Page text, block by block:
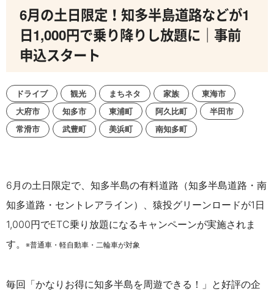
6月の土日限定！知多半島道路などが1
日1,000円で乗り降りし放題に｜事前
申込スタート
ドライブ 観光 まちネタ 家族
東海市
大府市
知多市 東浦町 阿久比町
半田市
常滑市
武豊町 美浜町 南知多町
6月の土日限定で、知多半島の有料道路（知多半島道路・南
知多道路・セントレアライン）、猿投グリーンロードが1日
1,000円でETC乗り放題になるキャンペーンが実施されま
す。
※普通車・軽自動車・二輪車が対象
毎回「かなりお得に知多半島を周遊できる！」と好評の企